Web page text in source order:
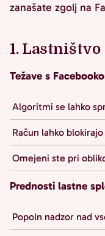
zanašate zgolj na
1.
Težave s
Algoritmi se lahko
Račun lahko
Omejeni ste pri
Prednosti lastne
Popoln nadzor nad